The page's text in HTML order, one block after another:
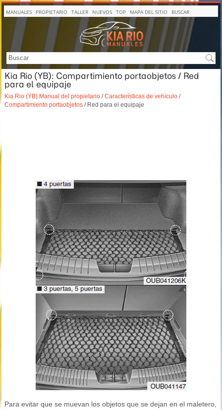
MANUALES PROPIETARIO TALLER NUEVOS TOP MAPA DEL SITIO BUSCAR
Kia Rio (YB): Compartimiento portaobjetos / Red
para el equipaje
Kia Rio (YB) Manual del propietario /Características de vehículo /
Compartimiento portaobjetos / Red para el equipaje
Para evitar que se muevan los objetos que se dejan en el maletero,